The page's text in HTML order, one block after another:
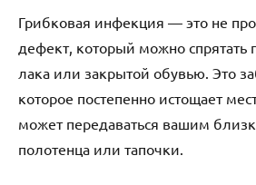
Грибковая инфекция — это не
дефект, который можно спрятать
лака или закрытой обувью. Это
которое постепенно истощает
может передаваться вашим
полотенца или тапочки.